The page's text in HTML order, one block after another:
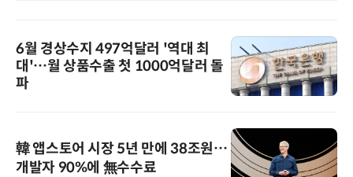
6월 경상수지 497억달러 '역대 최
대'…월 상품수출 첫 1000억달러 돌
파
韓 앱스토어 시장 5년 만에 38조원…
개발자 90%에 無수수료